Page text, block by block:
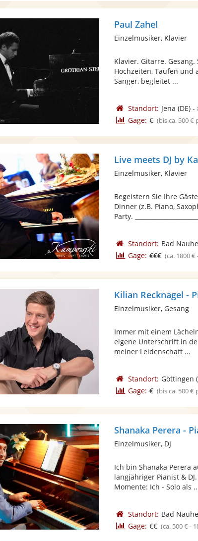
Paul Zahel
Einzelmusiker, Klavier
Klavier. Gitarre.
Hochzeiten, Taufen und
Sänger, begleitet ...
Standort: Jena (DE)-
Gage: € (bis ca. 500
Live meets DJ by
Einzelmusiker, Klavier
Begeistern Sie Ihre
Dinner (z.B. Piano,
Party.
Standort: Bad
Gage: €€€ (ca. 1800
Kilian Recknagel -
Einzelmusiker, Gesang
Immer mit einem
eigene Unterschrift in
meiner Leidenschaft ...
Standort: Göttingen
Gage: € (bis ca. 500
Shanaka Perera -
Einzelmusiker, DJ
Ich bin Shanaka Perera
langjähriger Pianist &
Momente: Ich - Solo als
Standort: Bad
Gage: €€ (ca. 500 € -